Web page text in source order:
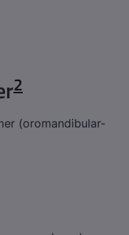
2
(oromandibular-